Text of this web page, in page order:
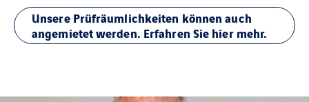
Unsere Prüfräumlichkeiten können auch
angemietet werden. Erfahren Sie hier mehr.